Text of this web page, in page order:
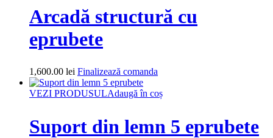
Arcadă structură cu
eprubete
1,600.00 lei Finalizează comanda
VEZI PRODUSULAdaugă în coș
Suport din lemn 5 eprubete